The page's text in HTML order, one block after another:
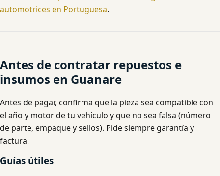
automotrices en Portuguesa.
Antes de contratar repuestos e
insumos en Guanare
Antes de pagar, confirma que la pieza sea compatible con
el año y motor de tu vehículo y que no sea falsa (número
de parte, empaque y sellos). Pide siempre garantía y
factura.
Guías útiles